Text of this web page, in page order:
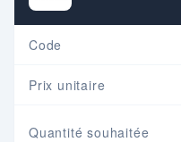
Code
Prix unitaire
Quantité souhaitée